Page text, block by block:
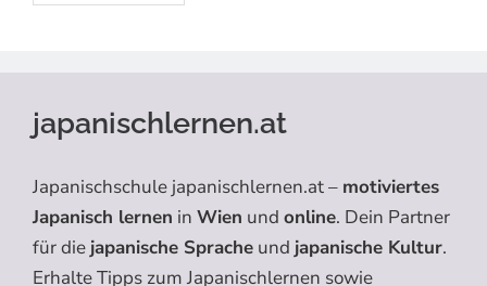
japanischlernen.at
Japanischschule japanischlernen.at – motiviertes
Japanisch lernen in Wien und online. Dein Partner
für die japanische Sprache und japanische Kultur.
Erhalte Tipps zum Japanischlernen sowie